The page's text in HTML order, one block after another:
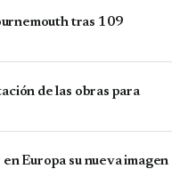
tras 109
de las obras para
Europa su nueva imagen